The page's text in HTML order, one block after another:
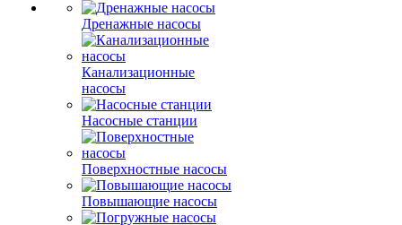
Дренажные насосы
Канализационные
насосы
Насосные станции
Поверхностные насосы
Повышающие насосы